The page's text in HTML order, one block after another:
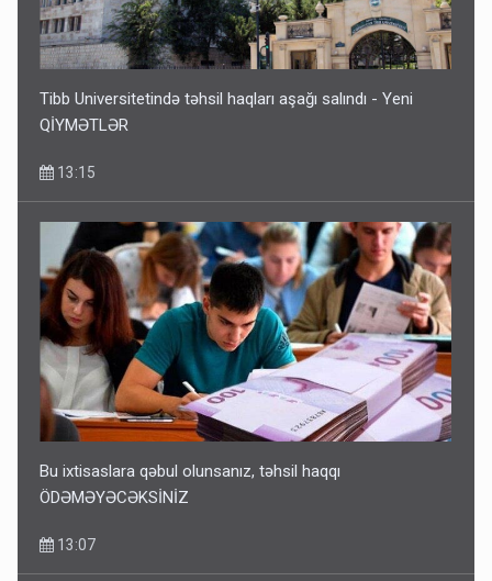
Tibb Universitetində təhsil haqları aşağı salındı - Yeni
QİYMƏTLƏR
13:15
Bu ixtisaslara qəbul olunsanız, təhsil haqqı
ÖDƏMƏYƏCƏKSİNİZ
13:07